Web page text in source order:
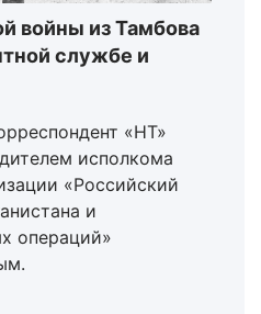
войны из Тамбова
службе и
«НТ»
исполкома
«Российский
и
операций»